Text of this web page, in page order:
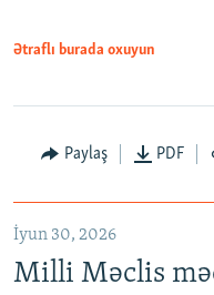
Ətraflı burada oxuyun
Paylaş PDF
İyun 30, 2026
Milli Məclis